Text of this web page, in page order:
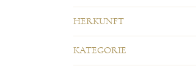
HERKUNFT
KATEGORIE